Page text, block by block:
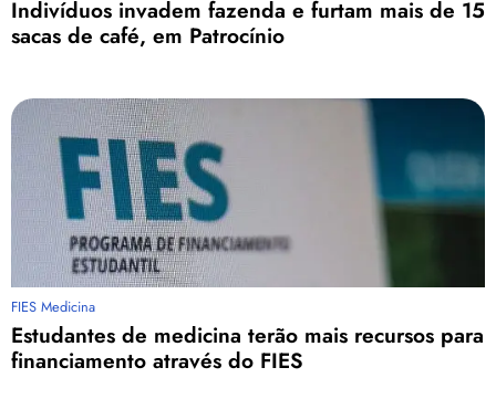
Indivíduos invadem fazenda e furtam mais de 15
sacas de café, em Patrocínio
FIES Medicina
Estudantes de medicina terão mais recursos para
financiamento através do FIES